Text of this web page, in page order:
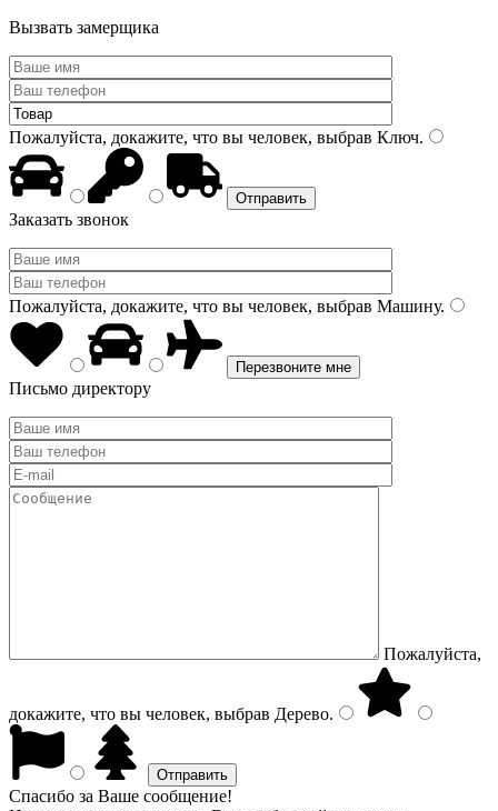
Вызвать замерщика
Пожалуйста, докажите, что вы человек, выбрав Ключ.
Заказать звонок
Пожалуйста, докажите, что вы человек, выбрав Машину.
Письмо директору
Пожалуйста,
докажите, что вы человек, выбрав Дерево.
Спасибо за Ваше сообщение!